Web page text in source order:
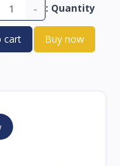
Quantity :
-
Buy now
cart